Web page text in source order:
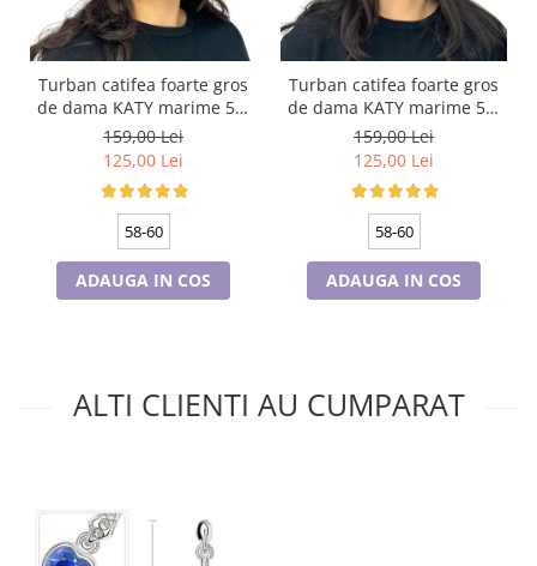
Turban catifea foarte gros
de dama KATY marime 58-
60, captuseala polar,
culoare bleomarin
159,00 Lei
125,00 Lei
58-60
ADAUGA IN COS
Turban catifea foarte gros
de dama KATY marime 58-
60, captuseala polar,
culoare verde emerald
159,00 Lei
125,00 Lei
58-60
ADAUGA IN COS
ALTI CLIENTI AU CUMPARAT